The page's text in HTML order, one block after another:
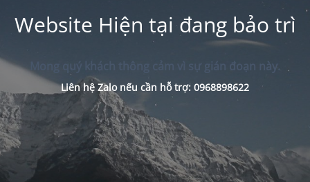
Website Hiện tại đang bảo trì
Mong quý khách thông cảm vì sự gián đoạn này.
Liên hệ Zalo nếu cần hỗ trợ: 0968898622